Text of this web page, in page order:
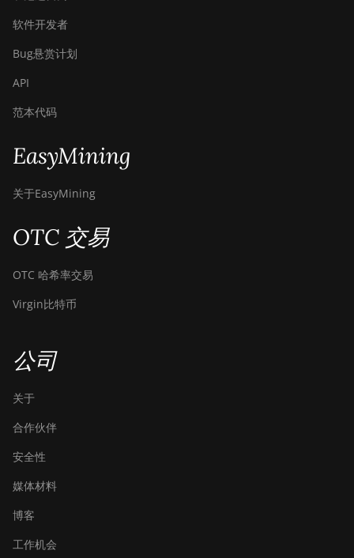
软件开发者
Bug悬赏计划
API
范本代码
EasyMining
关于EasyMining
OTC 交易
OTC 哈希率交易
Virgin比特币
公司
关于
合作伙伴
安全性
媒体材料
博客
工作机会